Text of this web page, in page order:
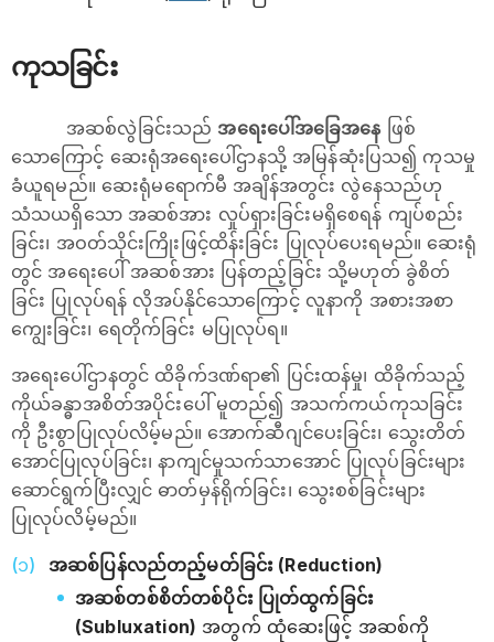
ကုသခြင်း
အဆစ်လွဲခြင်းသည် အရေးပေါ်အခြေအနေဖြစ်
သောကြောင့် ဆေးရုံအရေးပေါ်ဌာနသို့ အမြန်ဆုံးပြသ၍ ကုသမှု
ခံယူရမည်။ ဆေးရုံမရောက်မီ အချိန်အတွင်း လွဲနေသည်ဟု
သံသယရှိသော အဆစ်အား လှုပ်ရှားခြင်းမရှိစေရန် ကျပ်စည်း
ခြင်း၊ အဝတ်သိုင်းကြိုးဖြင့်ထိန်းခြင်း ပြုလုပ်ပေးရမည်။ ဆေးရုံ
တွင် အရေးပေါ် အဆစ်အား ပြန်တည့်ခြင်း သို့မဟုတ် ခွဲစိတ်
ခြင်း ပြုလုပ်ရန် လိုအပ်နိုင်သောကြောင့် လူနာကို အစားအစာ
ကျွေးခြင်း၊ ရေတိုက်ခြင်း မပြုလုပ်ရ။
အရေးပေါ်ဌာနတွင် ထိခိုက်ဒဏ်ရာ၏ ပြင်းထန်မှု၊ ထိခိုက်သည့်
ကိုယ်ခန္ဓာအစိတ်အပိုင်းပေါ် မူတည်၍ အသက်ကယ်ကုသခြင်း
ကို ဦးစွာပြုလုပ်လိမ့်မည်။ အောက်ဆီဂျင်ပေးခြင်း၊ သွေးတိတ်
အောင်ပြုလုပ်ခြင်း၊ နာကျင်မှုသက်သာအောင် ပြုလုပ်ခြင်းများ
ဆောင်ရွက်ပြီးလျှင် ဓာတ်မှန်ရိုက်ခြင်း၊ သွေးစစ်ခြင်းများ
ပြုလုပ်လိမ့်မည်။
အဆစ်ပြန်လည်တည့်မတ်ခြင်း (Reduction)
အဆစ်တစ်စိတ်တစ်ပိုင်း ပြုတ်ထွက်ခြင်း
(Subluxation) အတွက် ထုံဆေးဖြင့် အဆစ်ကို